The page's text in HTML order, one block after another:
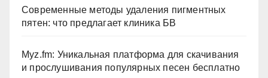
Современные методы удаления пигментных
пятен: что предлагает клиника БВ
Myz.fm: Уникальная платформа для скачивания
и прослушивания популярных песен бесплатно